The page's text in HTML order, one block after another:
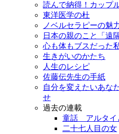
読んで納得！カップ
東洋医学の杜
ノベルセラピーの魅
日本の親のこと「遠
心も体もブスだった
生きがいのかたち
人生のレシピ
佐藤伝先生の手紙
自分を変えたいあ
せ
過去の連載
童話 アルタイ
二十七人目の女